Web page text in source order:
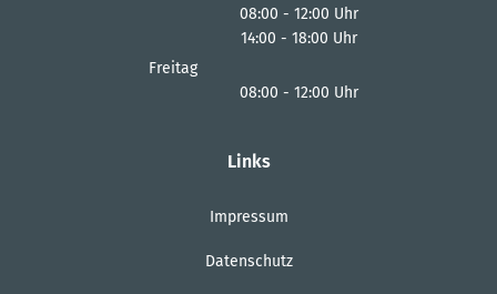
08:00 - 12:00 Uhr
Von 08:00 bis 12:00 Uhr
14:00 - 18:00 Uhr
Freitag
08:00 - 12:00 Uhr
Links
Impressum
Datenschutz